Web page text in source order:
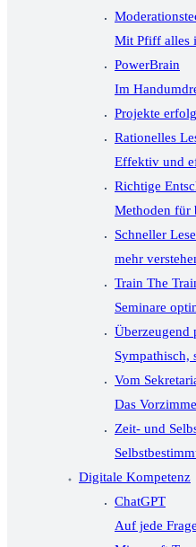
Mit Pfiff alles
PowerBrain
Im
Projekte
Rationelles
Effektiv und
Richtige
Methoden für
Schneller
mehr
Train The
Seminare
Überzeugend
Sympathisch,
Vom
Das
Zeit- und
Digitale Kompetenz
ChatGPT
Auf jede